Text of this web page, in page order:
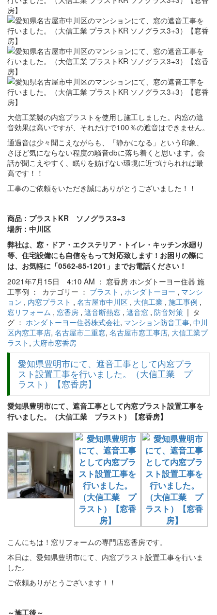
大信工業製の内窓プラストを使用し施工しました。内窓の遮
音効果は高いですが、それだけで100％の遮音はできません。
通過音は少々聞こえながらも、「静かになる」という印象、
さほど気にならない程度の騒音dbに落ち着くと思います。会
話が聞こえやすく、眠りを妨げない環境に近づけられれば最
高です！！
工事のご依頼をいただき誠にありがとうございました！！
商品：プラストKR ソノグラス3+3
場所：中川区
弊社は、窓・ドア・エクステリア・トイレ・キッチン水廻り
等、住宅設備にも自信をもって対応致します！お困りの際に
は、お気軽に「0562-85-1201」までお電話ください！
2021年7月15日 4:10 AM ： 窓香房 ホンダトーヨー住器 施
工事例 ： カテゴリー ： プラスト , ホンダトーヨー , マンシ
ョン , 内窓プラスト , 名古屋市中川区 , 大信工業 , 施工事例 ,
窓リフォーム , 窓香房 , 遮音断熱窓 , 遮音窓 , 防音対策 | タ
グ ： ホンダトーヨー住器株式会社, マンション防音工事, 中川
区内窓工事店, 名古屋市二重窓, 名古屋市窓工事店, 大信工業プ
ラスト, 大府市窓香房
愛知県豊明市にて、遮音工事として内窓プラ
スト設置工事を行いました。（大信工業 プ
ラスト）【窓香房】
愛知県豊明市にて、遮音工事として内窓プラスト設置工事を
行いました。（大信工業 プラスト）【窓香房】
こんにちは！窓リフォームの専門店窓香房です。
本日は、愛知県豊明市にて、内窓プラスト設置工事を行いま
した。
ご依頼ありがとうございます！！
～施工後～